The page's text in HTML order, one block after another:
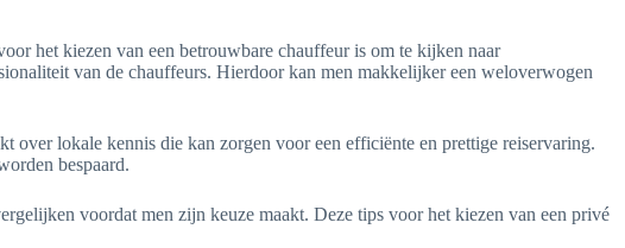
het kiezen van een betrouwbare chauffeur is om te kijken naar
van de chauffeurs. Hierdoor kan men makkelijker een weloverwogen
over lokale kennis die kan zorgen voor een efficiënte en prettige reiservaring.
bespaard.
voordat men zijn keuze maakt. Deze tips voor het kiezen van een privé